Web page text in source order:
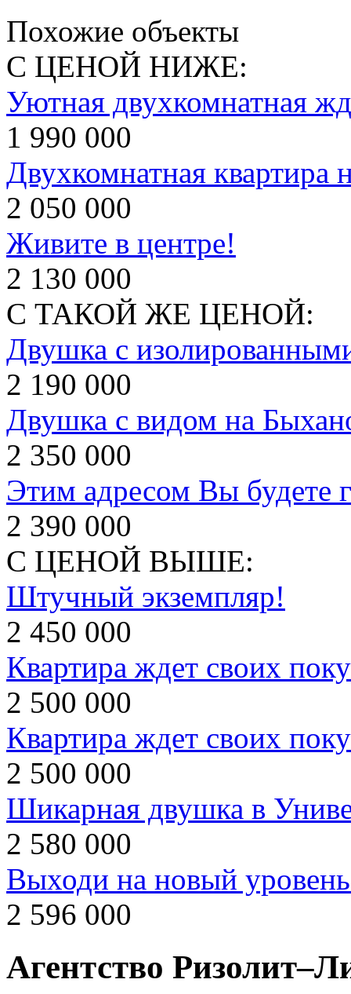
Похожие объекты
С ЦЕНОЙ НИЖЕ:
Уютная двухкомнатная
1 990 000
Двухкомнатная
2 050 000
Живите в центре!
2 130 000
С ТАКОЙ ЖЕ ЦЕНОЙ:
Двушка с
2 190 000
Двушка с видом на
2 350 000
Этим адресом Вы будете
2 390 000
С ЦЕНОЙ ВЫШЕ:
Штучный экземпляр!
2 450 000
Квартира ждет своих
2 500 000
Квартира ждет своих
2 500 000
Шикарная двушка в
2 580 000
Выходи на новый
2 596 000
Агентство